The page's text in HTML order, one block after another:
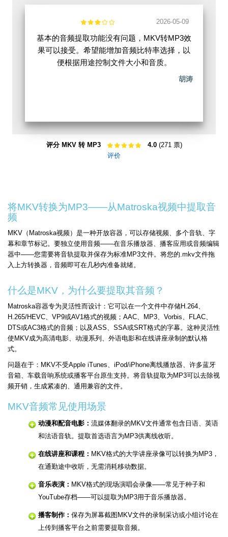
2026-05-09
基本的音频提取功能没有问题，MKV转MP3效
果可以接受。希望能增加音频比特率选择，以
便根据用途控制文件大小和音质。
胡涛
评分 MKV 转 MP3 4.0(271 票)
评价
将MKV转换为MP3——从Matroska视频中提取音
频
MKV（Matroska视频）是一种开放容器，可以存储视频、多个音轨、字
幕和章节标记。要独立使用音频——在音乐播放器、播客应用或音频编辑
器中——您需要将音轨提取并保存为标准MP3文件。将您的.mkv文件拖
入上方转换器，音频即可在几秒内准备就绪。
什么是MKV，为什么要提取其音频？
Matroska容器专为灵活性而设计：它可以在一个文件中存储H.264、
H.265/HEVC、VP9或AV1格式的视频；AAC、MP3、Vorbis、FLAC、
DTS或AC3格式的音频；以及ASS、SSA或SRT格式的字幕。这种灵活性
使MKV成为高清电影、动漫系列、外语电影和在线讲座录制的默认格
式。
问题在于：MKV不受Apple iTunes、iPod/iPhone离线播放器、许多蓝牙
音箱、车载音响系统或播客平台原生支持。将音轨提取为MP3可以去除视
频开销，生成紧凑的、通用兼容的文件。
MKV音频常见使用场景
动漫和配音电影： 流媒体翻录的MKV文件通常包含日语、英语
和法语音轨。提取首选语言为MP3供离线收听。
在线讲座和课程： MKV格式的大学讲座录像可以转换为MP3，
在通勤途中收听，无需消耗移动数据。
音乐表演： MKV格式的现场演唱会录像——常见于种子和
YouTube存档——可以提取为MP3用于音乐播放器。
播客制作： 保存为屏幕截图MKV文件的录制采访或小组讨论在
上传到播客平台之前需要提取音频。